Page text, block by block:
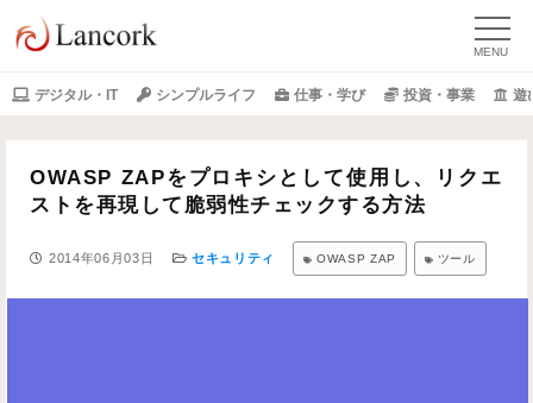
デジタル・IT シンプルライフ 仕事・学び 投資・事業 遊
OWASP ZAPをプロキシとして使用し、リクエ
ストを再現して脆弱性チェックする方法
2014年06月03日 セキュリティ OWASP ZAP ツール